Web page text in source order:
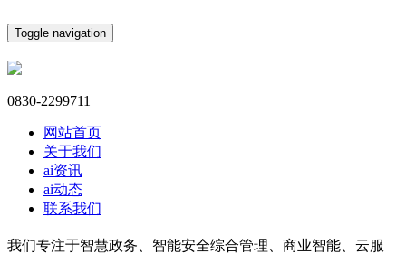
Toggle navigation
0830-2299711
网站首页
关于我们
ai资讯
ai动态
联系我们
我们专注于智慧政务、智能安全综合管理、商业智能、云服